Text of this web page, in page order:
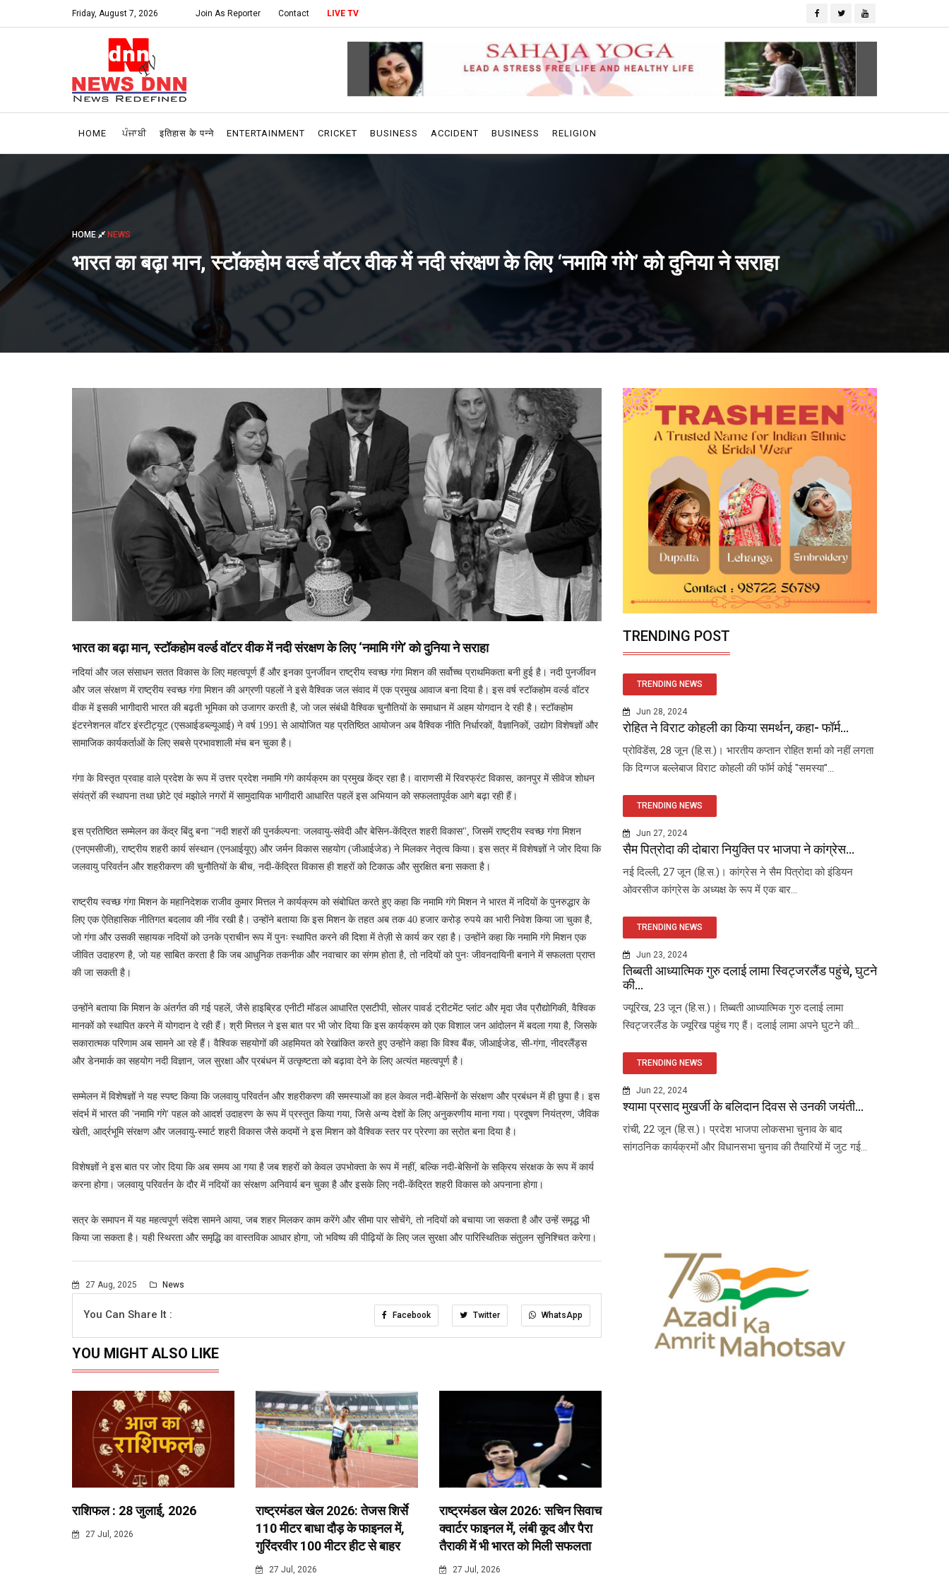
Friday, August 7, 2026 Join As Reporter Contact LIVE TV
HOME ਪੰਜਾਬੀ इतिहास के पन्ने ENTERTAINMENT CRICKET BUSINESS ACCIDENT BUSINESS RELIGION
HOME NEWS
भारत का बढ़ा मान, स्टॉकहोम वर्ल्ड वॉटर वीक में नदी संरक्षण के लिए ‘नमामि गंगे’ को दुनिया ने सराहा
भारत का बढ़ा मान, स्टॉकहोम वर्ल्ड वॉटर वीक में नदी संरक्षण के लिए ‘नमामि गंगे’ को दुनिया ने सराहा
नदियां और जल संसाधन सतत विकास के लिए महत्वपूर्ण हैं और इनका पुनर्जीवन राष्ट्रीय स्वच्छ गंगा मिशन की सर्वोच्च प्राथमिकता बनी हुई है। नदी पुनर्जीवन
और जल संरक्षण में राष्ट्रीय स्वच्छ गंगा मिशन की अग्रणी पहलों ने इसे वैश्विक जल संवाद में एक प्रमुख आवाज बना दिया है। इस वर्ष स्टॉकहोम वर्ल्ड वॉटर
वीक में इसकी भागीदारी भारत की बढ़ती भूमिका को उजागर करती है, जो जल संबंधी वैश्विक चुनौतियों के समाधान में अहम योगदान दे रही है। स्टॉकहोम
इंटरनेशनल वॉटर इंस्टीट्यूट (एसआईडब्ल्यूआई) ने वर्ष 1991 से आयोजित यह प्रतिष्ठित आयोजन अब वैश्विक नीति निर्धारकों, वैज्ञानिकों, उद्योग विशेषज्ञों और
सामाजिक कार्यकर्ताओं के लिए सबसे प्रभावशाली मंच बन चुका है।
गंगा के विस्तृत प्रवाह वाले प्रदेश के रूप में उत्तर प्रदेश नमामि गंगे कार्यक्रम का प्रमुख केंद्र रहा है। वाराणसी में रिवरफ्रंट विकास, कानपुर में सीवेज शोधन
संयंत्रों की स्थापना तथा छोटे एवं मझाेले नगरों में सामुदायिक भागीदारी आधारित पहलें इस अभियान को सफलतापूर्वक आगे बढ़ा रही हैं।
इस प्रतिष्ठित सम्मेलन का केंद्र बिंदु बना "नदी शहरों की पुनर्कल्पना: जलवायु-संवेदी और बेसिन-केंद्रित शहरी विकास", जिसमें राष्ट्रीय स्वच्छ गंगा मिशन
(एनएमसीजी), राष्ट्रीय शहरी कार्य संस्थान (एनआईयूए) और जर्मन विकास सहयोग (जीआईजेड) ने मिलकर नेतृत्व किया। इस सत्र में विशेषज्ञों ने जोर दिया कि
जलवायु परिवर्तन और शहरीकरण की चुनौतियों के बीच, नदी-केंद्रित विकास ही शहरों को टिकाऊ और सुरक्षित बना सकता है।
राष्ट्रीय स्वच्छ गंगा मिशन के महानिदेशक राजीव कुमार मित्तल ने कार्यक्रम को संबोधित करते हुए कहा कि नमामि गंगे मिशन ने भारत में नदियों के पुनरुद्धार के
लिए एक ऐतिहासिक नीतिगत बदलाव की नींव रखी है। उन्होंने बताया कि इस मिशन के तहत अब तक 40 हजार करोड़ रुपये का भारी निवेश किया जा चुका है,
जो गंगा और उसकी सहायक नदियों को उनके प्राचीन रूप में पुनः स्थापित करने की दिशा में तेज़ी से कार्य कर रहा है। उन्होंने कहा कि नमामि गंगे मिशन एक
जीवित उदाहरण है, जो यह साबित करता है कि जब आधुनिक तकनीक और नवाचार का संगम होता है, तो नदियों को पुनः जीवनदायिनी बनाने में सफलता प्राप्त
की जा सकती है।
उन्होंने बताया कि मिशन के अंतर्गत की गई पहलें, जैसे हाइब्रिड एनीटी मॉडल आधारित एसटीपी, सोलर पावर्ड ट्रीटमेंट प्लांट और मृदा जैव प्रौद्योगिकी, वैश्विक
मानकों को स्थापित करने में योगदान दे रही हैं। श्री मित्तल ने इस बात पर भी जोर दिया कि इस कार्यक्रम को एक विशाल जन आंदोलन में बदला गया है, जिसके
सकारात्मक परिणाम अब सामने आ रहे हैं। वैश्विक सहयोगों की अहमियत को रेखांकित करते हुए उन्होंने कहा कि विश्व बैंक, जीआईजेड, सी-गंगा, नीदरलैंड्स
और डेनमार्क का सहयोग नदी विज्ञान, जल सुरक्षा और प्रबंधन में उत्कृष्टता को बढ़ावा देने के लिए अत्यंत महत्वपूर्ण है।
सम्मेलन में विशेषज्ञों ने यह स्पष्ट किया कि जलवायु परिवर्तन और शहरीकरण की समस्याओं का हल केवल नदी-बेसिनों के संरक्षण और प्रबंधन में ही छुपा है। इस
संदर्भ में भारत की 'नमामि गंगे' पहल को आदर्श उदाहरण के रूप में प्रस्तुत किया गया, जिसे अन्य देशों के लिए अनुकरणीय माना गया। प्रदूषण नियंत्रण, जैविक
खेती, आर्द्रभूमि संरक्षण और जलवायु-स्मार्ट शहरी विकास जैसे कदमों ने इस मिशन को वैश्विक स्तर पर प्रेरणा का स्रोत बना दिया है।
विशेषज्ञों ने इस बात पर जोर दिया कि अब समय आ गया है जब शहरों को केवल उपभोक्ता के रूप में नहीं, बल्कि नदी-बेसिनों के सक्रिय संरक्षक के रूप में कार्य
करना होगा। जलवायु परिवर्तन के दौर में नदियों का संरक्षण अनिवार्य बन चुका है और इसके लिए नदी-केंद्रित शहरी विकास को अपनाना होगा।
सत्र के समापन में यह महत्वपूर्ण संदेश सामने आया, जब शहर मिलकर काम करेंगे और सीमा पार सोचेंगे, तो नदियों को बचाया जा सकता है और उन्हें समृद्ध भी
किया जा सकता है। यही स्थिरता और समृद्धि का वास्तविक आधार होगा, जो भविष्य की पीढ़ियों के लिए जल सुरक्षा और पारिस्थितिक संतुलन सुनिश्चित करेगा।
27 Aug, 2025 News
You Can Share It : Facebook Twitter WhatsApp
YOU MIGHT ALSO LIKE
राशिफल : 28 जुलाई, 2026
27 Jul, 2026
राष्ट्रमंडल खेल 2026: तेजस शिर्से
110 मीटर बाधा दौड़ के फाइनल में,
गुरिंदरवीर 100 मीटर हीट से बाहर
27 Jul, 2026
राष्ट्रमंडल खेल 2026: सचिन सिवाच
क्वार्टर फाइनल में, लंबी कूद और पैरा
तैराकी में भी भारत को मिली सफलता
27 Jul, 2026
TRENDING POST
TRENDING NEWS
Jun 28, 2024
रोहित ने विराट कोहली का किया समर्थन, कहा- फॉर्म...
प्रोविडेंस, 28 जून (हि.स.)। भारतीय कप्तान रोहित शर्मा को नहीं लगता
कि दिग्गज बल्लेबाज विराट कोहली की फॉर्म कोई "समस्या"...
TRENDING NEWS
Jun 27, 2024
सैम पित्रोदा की दोबारा नियुक्ति पर भाजपा ने कांग्रेस...
नई दिल्ली, 27 जून (हि.स.)। कांग्रेस ने सैम पित्रोदा को इंडियन
ओवरसीज कांग्रेस के अध्यक्ष के रूप में एक बार...
TRENDING NEWS
Jun 23, 2024
तिब्बती आध्यात्मिक गुरु दलाई लामा स्विट्जरलैंड पहुंचे, घुटने
की...
ज्यूरिख, 23 जून (हि.स.)। तिब्बती आध्यात्मिक गुरु दलाई लामा
स्विट्जरलैंड के ज्यूरिख पहुंच गए हैं। दलाई लामा अपने घुटने की...
TRENDING NEWS
Jun 22, 2024
श्यामा प्रसाद मुखर्जी के बलिदान दिवस से उनकी जयंती...
रांची, 22 जून (हि.स.)। प्रदेश भाजपा लोकसभा चुनाव के बाद
सांगठनिक कार्यक्रमों और विधानसभा चुनाव की तैयारियों में जुट गई...